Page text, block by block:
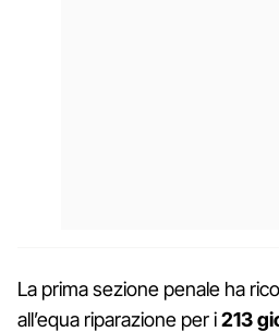
La prima sezione penale ha
all’equa riparazione per i213